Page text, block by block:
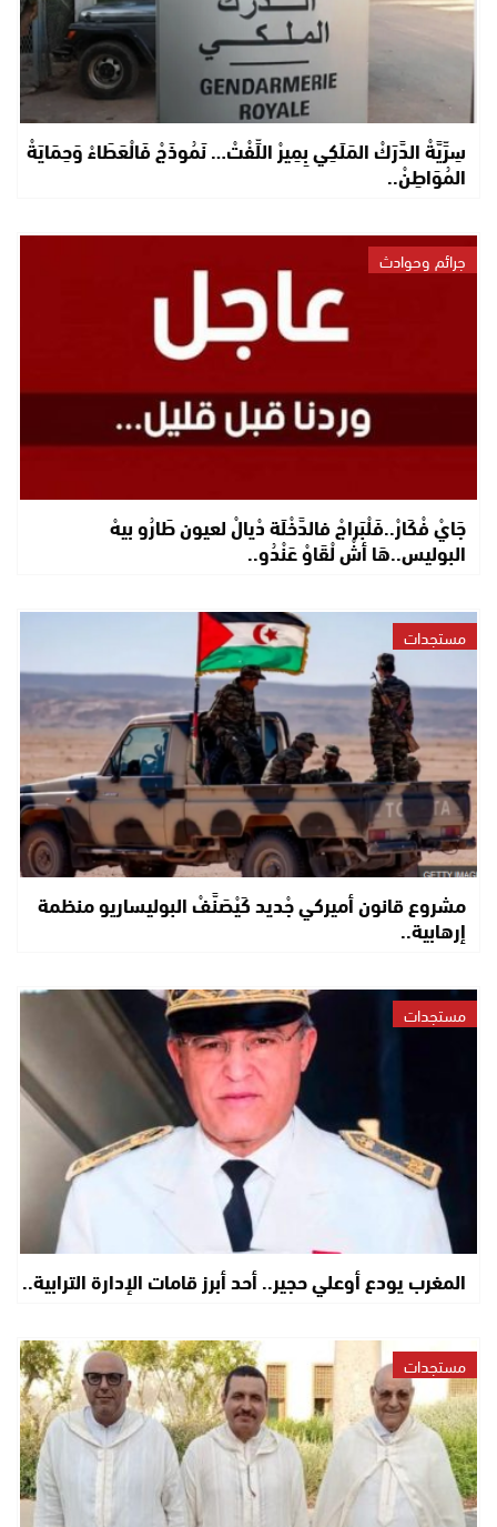
سِرِّيَّةْ الدَّرَكْ المَلَكِي بِمِيرْ اللِّفْتْ… نَمُوذَجْ فَالْعَطَاءْ وَحِمَايَةْ
المُوَاطِنْ..
جرائم وحوادث
جَايْ فْكَارْ..فَلْبَراجْ فالدَّخْلَة دْيالْ لعيون طَارُو بيهْ
البوليس..هَا أشْ لْقَاوْ عَنْدُو..
مستجدات
مشروع قانون أميركي جْديد كَيْصَنَّفْ البوليساريو منظمة
إرهابية..
مستجدات
المغرب يودع أوعلي حجير.. أحد أبرز قامات الإدارة الترابية..
مستجدات